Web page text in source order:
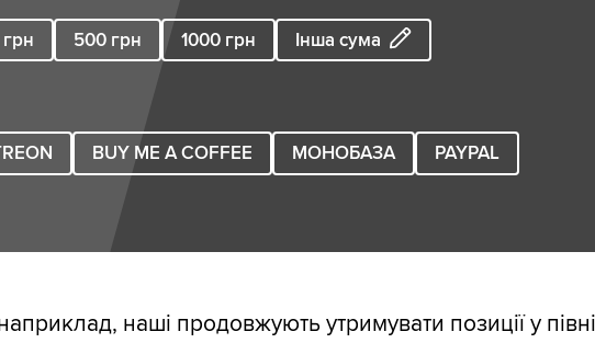
грн 500 грн 1000 грн Інша сума
BUY ME A COFFEE МОНОБАЗА PAYPAL
наші продовжують утримувати позиції у